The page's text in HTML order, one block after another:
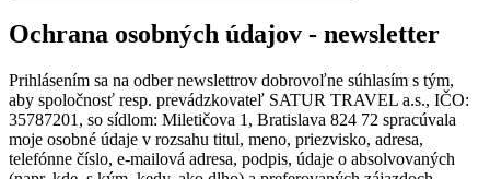
Ochrana osobných údajov - newsletter
Prihlásením sa na odber newslettrov dobrovoľne súhlasím s tým,
aby spoločnosť resp. prevádzkovateľ SATUR TRAVEL a.s., IČO:
35787201, so sídlom: Miletičova 1, Bratislava 824 72 spracúvala
moje osobné údaje v rozsahu titul, meno, priezvisko, adresa,
telefónne číslo, e-mailová adresa, podpis, údaje o absolvovaných